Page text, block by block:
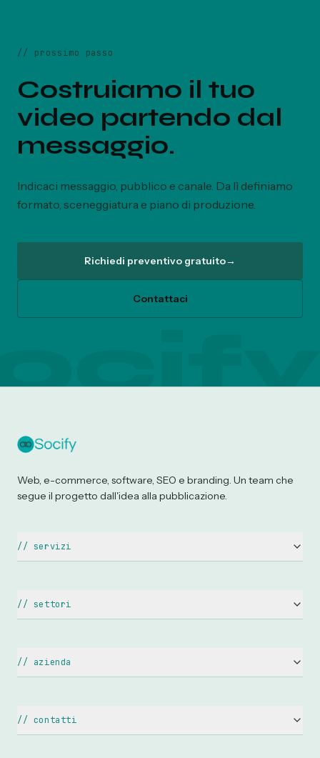
// prossimo passo
Costruiamo il tuo
video partendo dal
messaggio.
Indicaci messaggio, pubblico e canale. Da lì definiamo
formato, sceneggiatura e piano di produzione.
Richiedi preventivo gratuito→
Contattaci
Web, e-commerce, software, SEO e branding. Un team che
segue il progetto dall'idea alla pubblicazione.
// servizi
E-commerce
Restyling Sito Web
Google Ads & SEM
// settori
Avvocati & Studi Legali
Estetiste & Benessere
// azienda
Web Agency Catania
Contatti
// contatti